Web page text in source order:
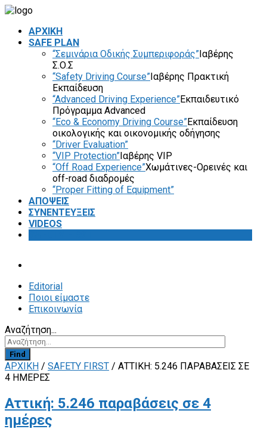
ΑΡΧΙΚΗ
SAFE PLAN
“Σεμινάρια Οδικής Συμπεριφοράς”Ιαβέρης
Σ.Ο.Σ
“Safety Driving Course”Ιαβέρης Πρακτική
Εκπαίδευση
“Advanced Driving Experience”Εκπαιδευτικό
Πρόγραμμα Advanced
“Eco & Economy Driving Course”Εκπαίδευση
οικολογικής και οικονομικής οδήγησης
“Driver Evaluation”
“VIP Protection”Ιαβέρης VIP
“Off Road Experience”Χωμάτινες-Ορεινές και
off-road διαδρομές
“Proper Fitting of Equipment”
ΑΠΟΨΕΙΣ
ΣΥΝΕΝΤΕΥΞΕΙΣ
VIDEOS
Editorial
Ποιοι είμαστε
Επικοινωνία
Αναζήτηση...
Find
ΑΡΧΙΚΗ / SAFETY FIRST / ΑΤΤΙΚΉ: 5.246 ΠΑΡΑΒΆΣΕΙΣ ΣΕ
4 ΗΜΈΡΕΣ
Αττική: 5.246 παραβάσεις σε 4
ημέρες